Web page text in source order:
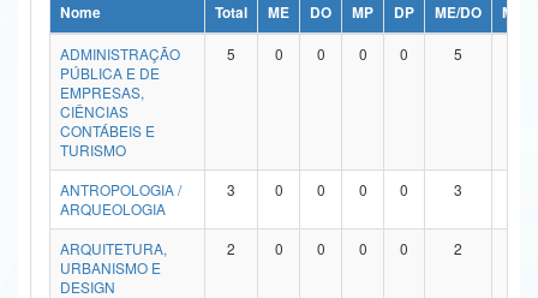
Ministério da Ciência, Tecnologia, Inovações e Comunicações
Ministério do Meio Ambiente
Ministério do Turismo
Ministério do Desenvolvimento Regional
Controladoria-Geral da União
Ministério da Mulher, da Família e dos Direitos Humanos
Nome Total ME DO MP DP ME/DO
MP/
ADMINISTRAÇÃO
PÚBLICA E DE
EMPRESAS,
CIÊNCIAS
CONTÁBEIS E
TURISMO
5 0 0 0 0 5
ANTROPOLOGIA /
ARQUEOLOGIA
3 0 0 0 0 3
ARQUITETURA,
URBANISMO E
DESIGN
2 0 0 0 0 2